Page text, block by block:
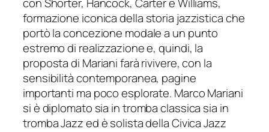
formazione iconica della storia jazzistica che
portò la concezione modale a un punto
estremo di realizzazione e, quindi, la
proposta di Mariani farà rivivere, con la
sensibilità contemporanea, pagine
importanti ma poco esplorate. Marco Mariani
siè diplomato sia in tromba classica sia in
tromba Jazz ed è solista della Civica Jazz